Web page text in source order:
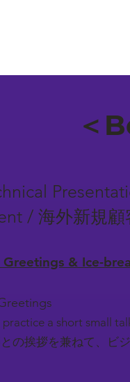
＜
/ 海外新規
Greetings & Ice-
practice a short small
の挨拶を兼ねて、ビ